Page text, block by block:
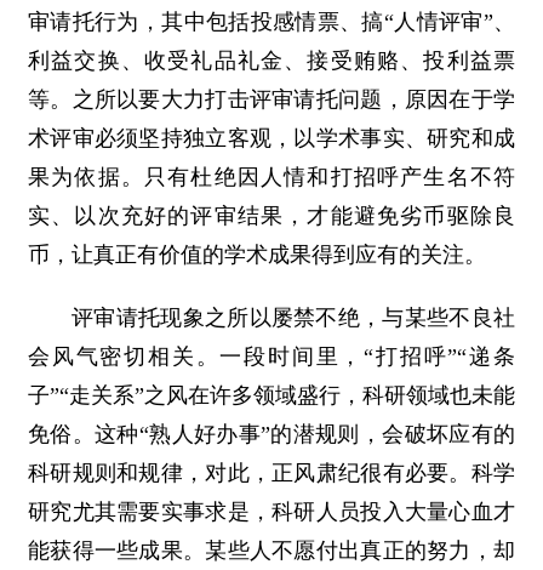
审请托行为，其中包括投感情票、搞“人情评审”、
利益交换、收受礼品礼金、接受贿赂、投利益票
等。之所以要大力打击评审请托问题，原因在于学
术评审必须坚持独立客观，以学术事实、研究和成
果为依据。只有杜绝因人情和打招呼产生名不符
实、以次充好的评审结果，才能避免劣币驱除良
币，让真正有价值的学术成果得到应有的关注。
评审请托现象之所以屡禁不绝，与某些不良社
会风气密切相关。一段时间里，“打招呼”“递条
子”“走关系”之风在许多领域盛行，科研领域也未能
免俗。这种“熟人好办事”的潜规则，会破坏应有的
科研规则和规律，对此，正风肃纪很有必要。科学
研究尤其需要实事求是，科研人员投入大量心血才
能获得一些成果。某些人不愿付出真正的努力，却